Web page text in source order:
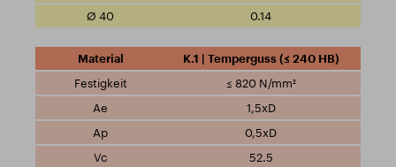
0.14
K.1 | Temperguss (≤ 240 HB)
≤ 820 N/mm²
1,5xD
0,5xD
52.5